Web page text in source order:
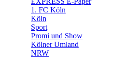
1. FC Köln
Köln
Sport
Promi und Show
Kölner Umland
NRW